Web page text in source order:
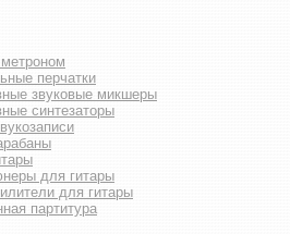
перчатки
звуковые микшеры
синтезаторы
для гитары
для гитары
партитура